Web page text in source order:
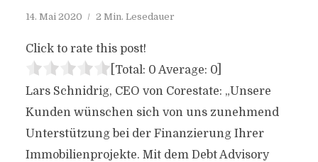
14. Mai 2020 2 Min. Lesedauer
Click to rate this post!
[Total: 0 Average: 0]
Lars Schnidrig, CEO von Corestate: „Unsere
Kunden wünschen sich von uns zunehmend
Unterstützung bei der Finanzierung Ihrer
Immobilienprojekte. Mit dem Debt Advisory